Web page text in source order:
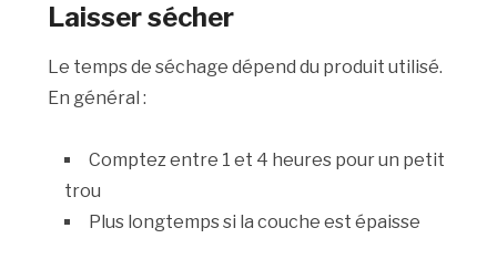
Laisser sécher
Le temps de séchage dépend du produit utilisé.
En général :
Comptez entre 1 et 4 heures pour un petit
trou
Plus longtemps si la couche est épaisse